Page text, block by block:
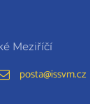
Meziříčí
posta@issvm.cz